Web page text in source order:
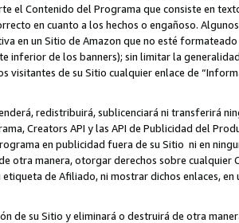
el Contenido del Programa que consiste en
en cuanto a los hechos o engañoso.
en un Sitio de Amazon que no esté
inferior de los banners); sin limitar la
visitantes de su Sitio cualquier enlace de
redistribuirá, sublicenciará ni transferirá
Creators API y las API de Publicidad del
en publicidad fuera de su Sitio ni en
otra manera, otorgar derechos sobre
de Afiliado, ni mostrar dichos enlaces,
de su Sitio y eliminará o destruirá de otra